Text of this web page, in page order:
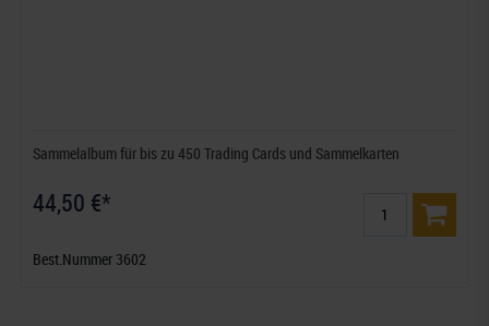
Sammelalbum für bis zu 450 Trading Cards und Sammelkarten
44,50 €*
Best.Nummer 3602